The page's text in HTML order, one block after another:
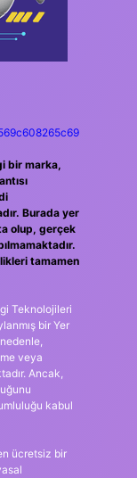
bir marka,
Burada yer
olup, gerçek
tamamen
Teknolojileri
bir Yer
veya
Ancak,
kabul
ücretsiz bir